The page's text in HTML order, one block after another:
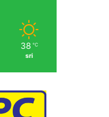
38 ℃
sri